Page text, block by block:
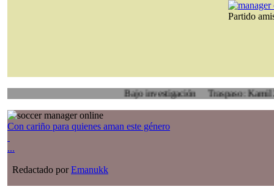
Partido
Bajo investigación Traspaso: Kamil Zoidl,
Con cariño para quienes aman este género
...
Redactado porEmanukk